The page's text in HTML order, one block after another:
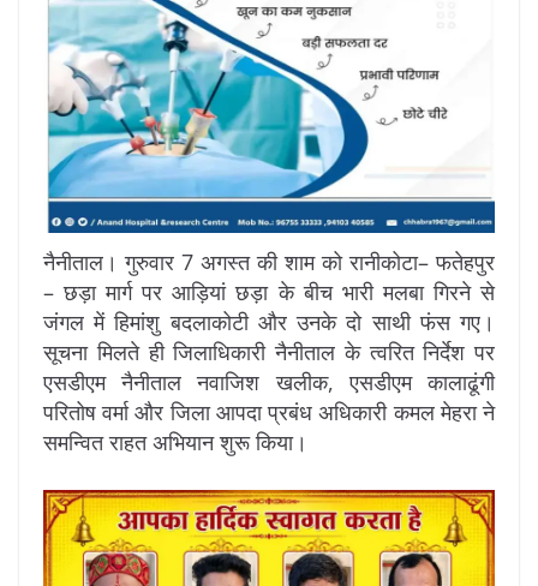
नैनीताल। गुरुवार 7 अगस्त की शाम को रानीकोटा– फतेहपुर
– छड़ा मार्ग पर आड़ियां छड़ा के बीच भारी मलबा गिरने से
जंगल में हिमांशु बदलाकोटी और उनके दो साथी फंस गए।
सूचना मिलते ही जिलाधिकारी नैनीताल के त्वरित निर्देश पर
एसडीएम नैनीताल नवाजिश खलीक, एसडीएम कालाढूंगी
परितोष वर्मा और जिला आपदा प्रबंध अधिकारी कमल मेहरा ने
समन्वित राहत अभियान शुरू किया।